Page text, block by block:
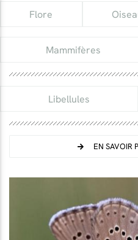
Flore
Mammifères
Libellules
EN SAVOIR